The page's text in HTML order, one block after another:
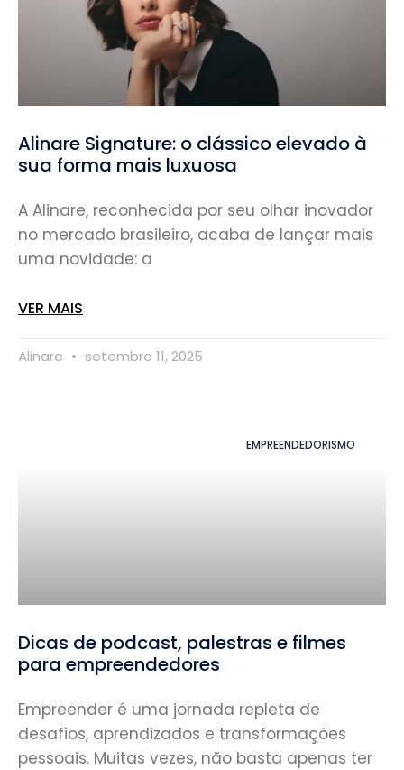
Alinare Signature: o clássico elevado à
sua forma mais luxuosa
A Alinare, reconhecida por seu olhar inovador
no mercado brasileiro, acaba de lançar mais
uma novidade: a
VER MAIS
Alinare setembro 11, 2025
EMPREENDEDORISMO
Dicas de podcast, palestras e filmes
para empreendedores
Empreender é uma jornada repleta de
desafios, aprendizados e transformações
pessoais. Muitas vezes, não basta apenas ter